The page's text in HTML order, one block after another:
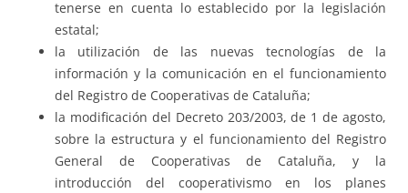
tenerse en cuenta lo establecido por la legislación
estatal;
la utilización de las nuevas tecnologías de la
información y la comunicación en el funcionamiento
del Registro de Cooperativas de Cataluña;
la modificación del Decreto 203/2003, de 1 de agosto,
sobre la estructura y el funcionamiento del Registro
General de Cooperativas de Cataluña, y la
introducción del cooperativismo en los planes